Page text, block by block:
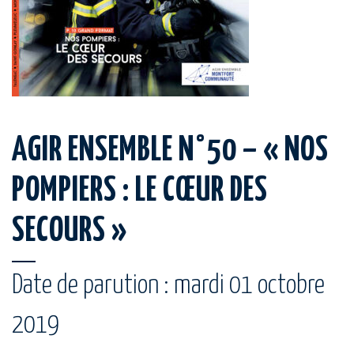
AGIR ENSEMBLE N°50 – « NOS
POMPIERS : LE CŒUR DES
SECOURS »
Date de parution : mardi 01 octobre
2019